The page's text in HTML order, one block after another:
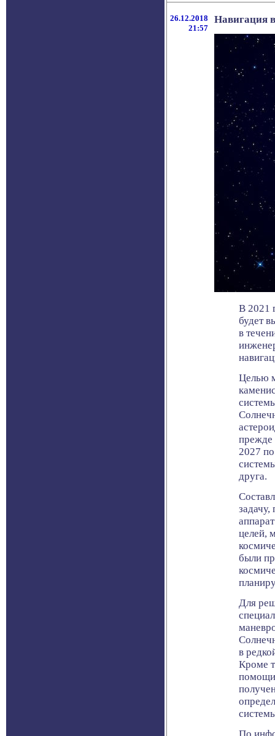
26.12.2018
21:57
Навигация
В 2021
будет
в
Целью
прежде
2027
друга.
целей,
были
Для
в
Кроме
помощи